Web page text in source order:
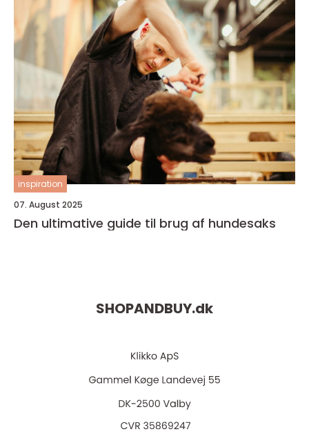
inspiration
07. August 2025
Den ultimative guide til brug af hundesaks
SHOPANDBUY.dk